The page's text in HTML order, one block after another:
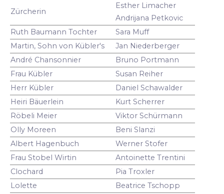
Zürcherin
Esther Limacher
Andrijana Petkovic
Ruth Baumann Tochter
Sara Muff
Martin, Sohn von Kübler's
Jan Niederberger
André Chansonnier
Bruno Portmann
Frau Kübler
Susan Reiher
Herr Kübler
Daniel Schawalder
Heiri Bäuerlein
Kurt Scherrer
Röbeli Meier
Viktor Schürmann
Olly Moreen
Beni Slanzi
Albert Hagenbuch
Werner Stofer
Frau Stobel Wirtin
Antoinette Trentini
Clochard
Pia Troxler
Lolette
Beatrice Tschopp